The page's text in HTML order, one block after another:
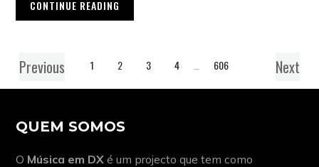
CONTINUE READING
Previous 1 2 3 4 606 Next
QUEM SOMOS
O Música em DX é um projecto que tem como